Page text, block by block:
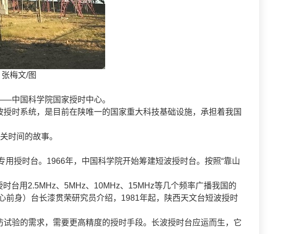
梅文/图
中国科学院国家授时中心。
系统，是目前在陕唯一的国家重大科技基础设施，承担着我国
时间的故事。
授时台。1966年，中国科学院开始筹建短波授时台。按照“靠山
台用2.5MHz、5MHz、10MHz、15MHz等几个频率广播我国的
前身）台长漆贯荣研究员介绍，1981年起，陕西天文台短波授时
的需求，需要更高精度的授时手段。长波授时台应运而生，它